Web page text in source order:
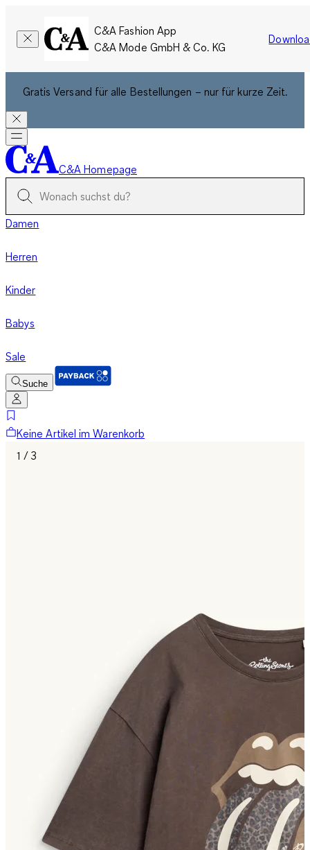
C&A Fashion App
C&A Mode GmbH & Co. KG
Gratis Versand für alle Bestellungen – nur für kurze Zeit.
C&A Homepage
Damen
Herren
Kinder
Babys
Sale
Suche
Keine Artikel im Warenkorb
1 / 3